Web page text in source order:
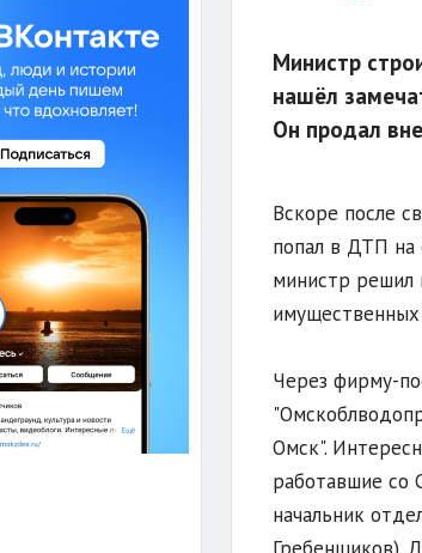
Министр
нашёл
Он продал
Вскоре после
попал в ДТП на
министр решил
Через фирму-
Омск".
работавшие со
начальник